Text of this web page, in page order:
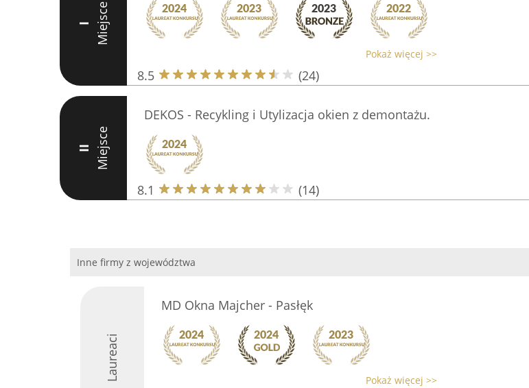
I Miejsce
Pokaż więcej >>
8.5 (24)
II Miejsce
DEKOS - Recykling i Utylizacja okien z demontażu.
8.1 (14)
Inne firmy z województwa
Laureaci
MD Okna Majcher - Pasłęk
Pokaż więcej >>